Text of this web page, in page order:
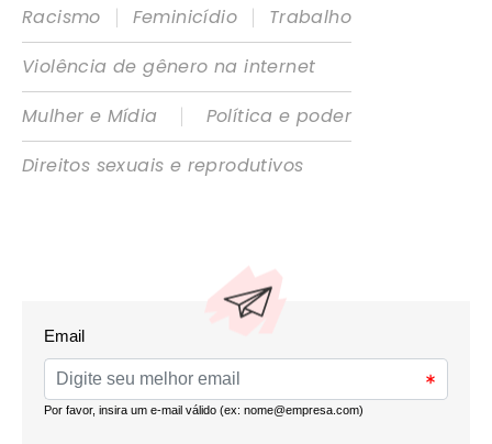
Racismo
| Feminicídio |
Trabalho
Violência de gênero na internet
Mulher e Mídia
|
Política e poder
Direitos sexuais e reprodutivos